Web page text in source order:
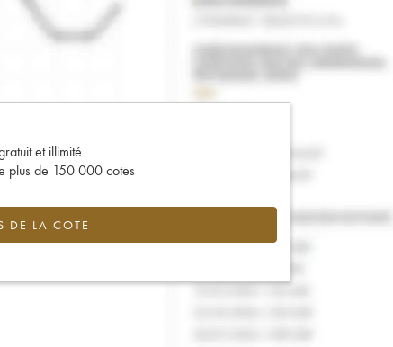
et illimité
plus de 150 000 cotes
DE LA COTE